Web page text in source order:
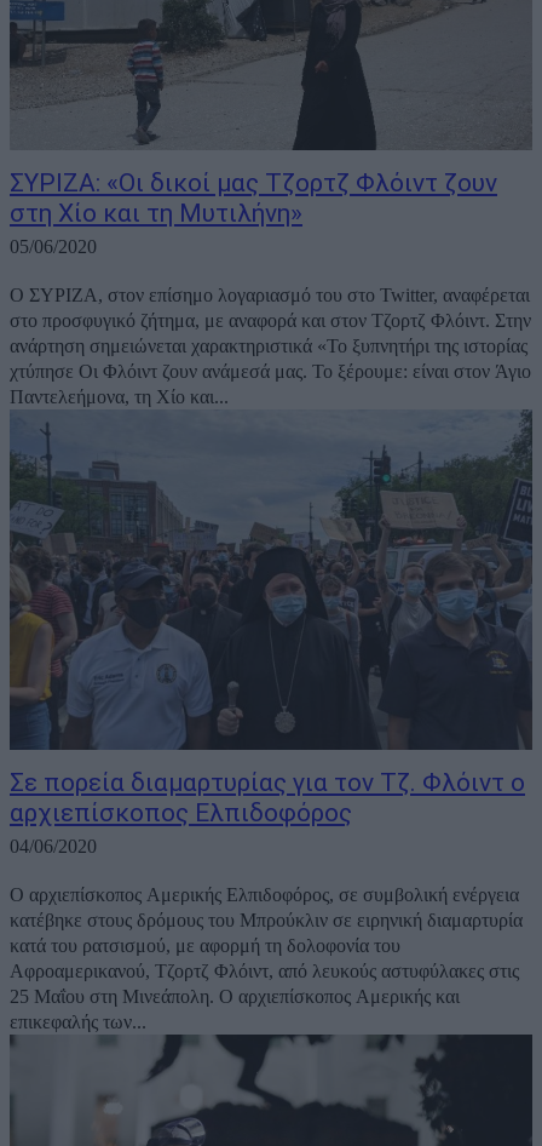
ΣΥΡΙΖΑ: «Οι δικοί μας Τζορτζ Φλόιντ ζουν
στη Χίο και τη Μυτιλήνη»
05/06/2020
Ο ΣΥΡΙΖΑ, στον επίσημο λογαριασμό του στο Twitter, αναφέρεται
στο προσφυγικό ζήτημα, με αναφορά και στον Τζορτζ Φλόιντ. Στην
ανάρτηση σημειώνεται χαρακτηριστικά «Το ξυπνητήρι της ιστορίας
χτύπησε Οι Φλόιντ ζουν ανάμεσά μας. Το ξέρουμε: είναι στον Άγιο
Παντελεήμονα, τη Χίο και...
Σε πορεία διαμαρτυρίας για τον Τζ. Φλόιντ ο
αρχιεπίσκοπος Ελπιδοφόρος
04/06/2020
Ο αρχιεπίσκοπος Αμερικής Ελπιδοφόρος, σε συμβολική ενέργεια
κατέβηκε στους δρόμους του Μπρούκλιν σε ειρηνική διαμαρτυρία
κατά του ρατσισμού, με αφορμή τη δολοφονία του
Αφροαμερικανού, Τζορτζ Φλόιντ, από λευκούς αστυφύλακες στις
25 Μαΐου στη Μινεάπολη. Ο αρχιεπίσκοπος Αμερικής και
επικεφαλής των...